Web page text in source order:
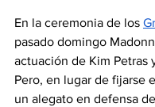
En la ceremonia de los
pasado domingo
actuación de Kim Petras
Pero, en lugar de fijarse
un alegato en defensa